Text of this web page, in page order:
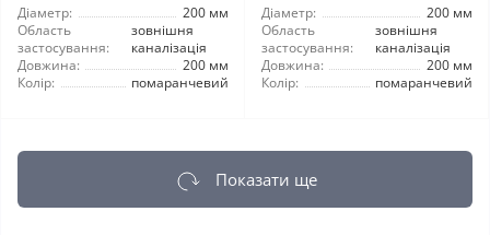
Діаметр:
200 мм
Область
застосування:
зовнішня
каналізація
Довжина:
200 мм
Колір:
помаранчевий
Діаметр:
200 мм
Область
застосування:
зовнішня
каналізація
Довжина:
200 мм
Колір:
помаранчевий
Показати ще